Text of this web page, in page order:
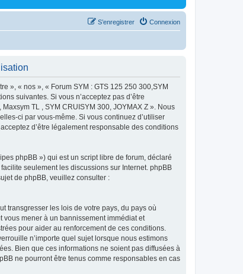
Connexion
S’enregistrer
», « nos », « Forum SYM : GTS 125 250 300,SYM
suivantes. Si vous n’acceptez pas d’être
TL , SYM CRUISYM 300, JOYMAX Z ». Nous
ci par vous-même. Si vous continuez d’utiliser
d’être légalement responsable des conditions
phpBB ») qui est un script libre de forum, déclaré
seulement les discussions sur Internet. phpBB
de phpBB, veuillez consulter :
transgresser les lois de votre pays, du pays où
vous mener à un bannissement immédiat et
pour aider au renforcement de ces conditions.
n’importe quel sujet lorsque nous estimons
Bien que ces informations ne soient pas diffusées à
ne pourront être tenus comme responsables en cas